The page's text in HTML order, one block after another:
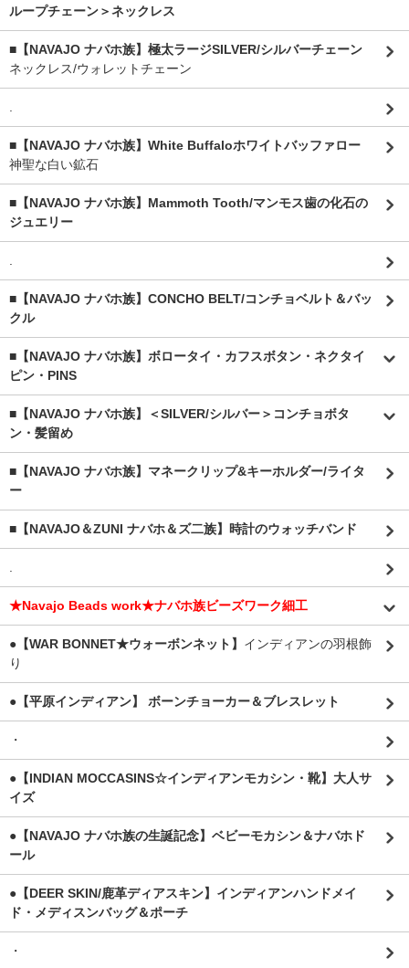
ループチェーン＞ネックレス
■【NAVAJO ナバホ族】極太ラージSILVER/シルバーチェーン
ネックレス/ウォレットチェーン
■【NAVAJO ナバホ族】White Buffaloホワイトバッファロー
神聖な白い鉱石
■【NAVAJO ナバホ族】Mammoth Tooth/マンモス歯の化石の
ジュエリー
■【NAVAJO ナバホ族】CONCHO BELT/コンチョベルト＆バッ
クル
■【NAVAJO ナバホ族】ボロータイ・カフスボタン・ネクタイ
ピン・PINS
■【NAVAJO ナバホ族】＜SILVER/シルバー＞コンチョボタ
ン・髪留め
■【NAVAJO ナバホ族】マネークリップ&キーホルダー/ライタ
ー
■【NAVAJO＆ZUNI ナバホ＆ズ二族】時計のウォッチバンド
★Navajo Beads work★ナバホ族ビーズワーク細工
●【WAR BONNET★ウォーボンネット】 インディアンの羽根飾
り
●【平原インディアン】 ボーンチョーカー＆ブレスレット
・
●【INDIAN MOCCASINS☆インディアンモカシン・靴】大人サ
イズ
●【NAVAJO ナバホ族の生誕記念】ベビーモカシン＆ナバホド
ール
●【DEER SKIN/鹿革ディアスキン】インディアンハンドメイ
ド・メディスンバッグ＆ポーチ
・